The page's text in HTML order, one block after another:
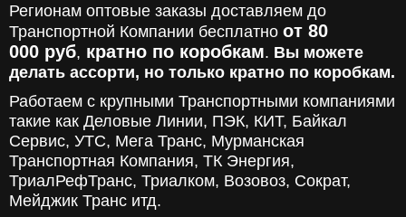
Регионам оптовые заказы доставляем до
Транспортной Компании бесплатно от 80
000 руб, кратно по коробкам. Вы можете
делать ассорти, но только кратно по коробкам.
Работаем с крупными Транспортными компаниями
такие как Деловые Линии, ПЭК, КИТ, Байкал
Сервис, УТС, Мега Транс, Мурманская
Транспортная Компания, ТК Энергия,
ТриалРефТранс, Триалком, Возовоз, Сократ,
Мейджик Транс итд.